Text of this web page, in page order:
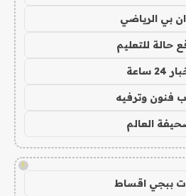
بي الرياضي
حالة للتعليم
24 ساعة
فنون وترفيه
العالم
!
ببجي اقساط